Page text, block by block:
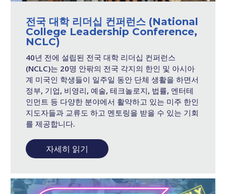
전국 대학 리더십 컨퍼런스 (National
College Leadership Conference,
NCLC)
40년 전에 설립된 전국 대학 리더십 컨퍼런스
(NCLC)는 20명 안팎의 전국 각지의 한인 및 아시아
계 미국인 학생들이 일주일 동안 단체 생활을 하면서
정부, 기업, 비영리, 예술, 테크놀로지, 법률, 엔터테
인먼트 등 다양한 분야에서 활약하고 있는 미주 한인
지도자들과 교류도 하고 멘토링을 받을 수 있는 기회
를 제공합니다.
자세히 읽기